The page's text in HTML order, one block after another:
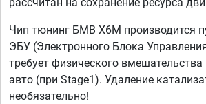
Чип тюнинг БМВ X6M производится
ЭБУ (Электронного Блока
требует физического
авто (при Stage1). Удаление
необязательно!